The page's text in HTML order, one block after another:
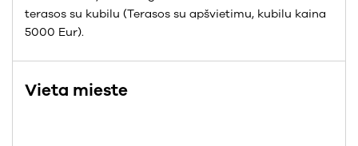
terasos su kubilu (Terasos su apšvietimu, kubilu kaina
5000 Eur).
Vieta mieste